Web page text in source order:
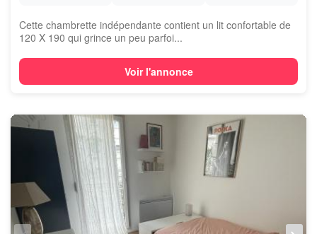
Cette chambrette indépendante contient un lit confortable de
120 X 190 qui grince un peu parfoi...
Voir l'annonce